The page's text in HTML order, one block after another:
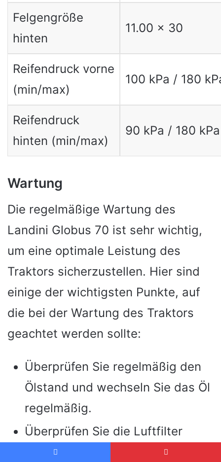
Felgengröße
hinten
11.00 x 30
Reifendruck vorne
(min/max)
100 kPa / 180
Reifendruck
hinten (min/max)
90 kPa / 180 kPa
Wartung
Die regelmäßige Wartung des
Landini Globus 70 ist sehr wichtig,
um eine optimale Leistung des
Traktors sicherzustellen. Hier sind
einige der wichtigsten Punkte, auf
die bei der Wartung des Traktors
geachtet werden sollte:
Überprüfen Sie regelmäßig den
Ölstand und wechseln Sie das Öl
regelmäßig.
Überprüfen Sie die Luftfilter
regelmäßig und ersetzen Sie sie